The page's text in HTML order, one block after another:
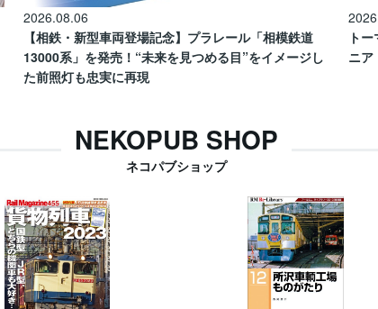
2026.08.06
【相鉄・新型車両登場記念】プラレール「相模鉄道
13000系」を発売！“未来を見つめる目”をイメージし
た前照灯も忠実に再現
ト
ニア
NEKOPUB SHOP
ネコパブショップ